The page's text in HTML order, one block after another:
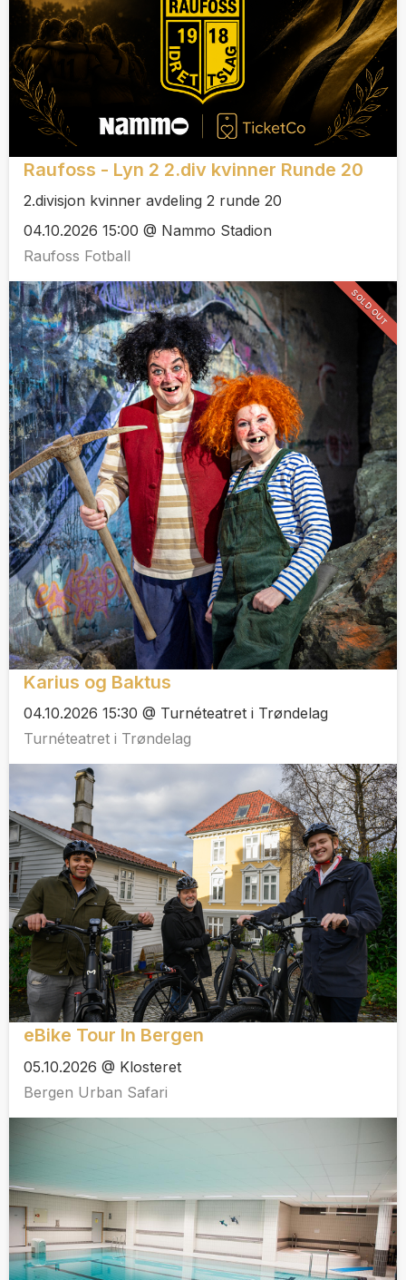
Raufoss - Lyn 2 2.div kvinner Runde 20
2.divisjon kvinner avdeling 2 runde 20
04.10.2026 15:00 @ Nammo Stadion
Raufoss Fotball
Karius og Baktus
04.10.2026 15:30 @ Turnéteatret i Trøndelag
Turnéteatret i Trøndelag
SOLD OUT
eBike Tour In Bergen
05.10.2026 @ Klosteret
Bergen Urban Safari